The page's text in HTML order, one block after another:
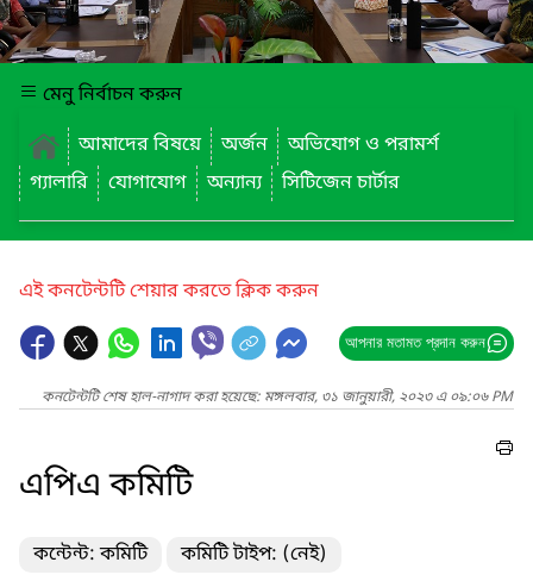
মেনু নির্বাচন করুন
আমাদের বিষয়ে
অর্জন
অভিযোগ ও পরামর্শ
গ্যালারি
যোগাযোগ অন্যান্য সিটিজেন চার্টার
এই কনটেন্টটি শেয়ার করতে ক্লিক করুন
আপনার মতামত প্রদান করুন
কনটেন্টটি শেষ হাল-নাগাদ করা হয়েছে: মঙ্গলবার, ৩১ জানুয়ারী, ২০২৩ এ ০৯:০৬ PM
এপিএ কমিটি
কন্টেন্ট: কমিটি কমিটি টাইপ: (নেই)